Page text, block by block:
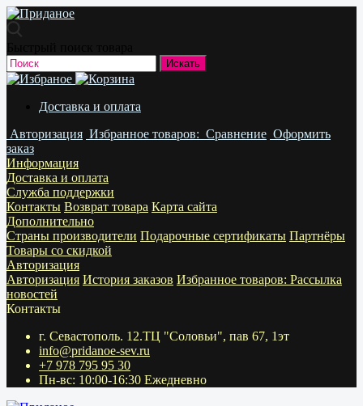
Доставка и оплата
Авторизация Избранное товаров: Сравнение Оформить
заказ
Информация
Доставка и оплата
Служба поддержки
Контакты Возврат товара Карта сайта
Дополнительно
Страны производители Подарочные сертификаты Партнёры
Товары со скидкой
Авторизация
Авторизация История заказов Избранное товаров: Рассылка
новостей
Контакты
г. Севастополь. 12.ТЦ "Соловьи", пав 67, 1эт
info@pridanoe-sev.ru
+7 978 795 95 30
Пн-вс: 10:00-16:30 Ежедневно